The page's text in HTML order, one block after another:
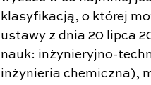
klasyfikacją, o której
ustawy z dnia 20 lipca
nauk: inżynieryjno-
inżynieria chemiczna),